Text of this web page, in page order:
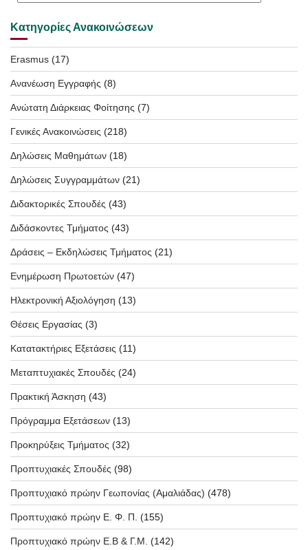
Κατηγορίες Ανακοινώσεων
Erasmus (17)
Ανανέωση Εγγραφής (8)
Ανώτατη Διάρκειας Φοίτησης (7)
Γενικές Ανακοινώσεις (218)
Δηλώσεις Μαθημάτων (18)
Δηλώσεις Συγγραμμάτων (21)
Διδακτορικές Σπουδές (43)
Διδάσκοντες Τμήματος (43)
Δράσεις – Εκδηλώσεις Τμήματος (21)
Ενημέρωση Πρωτοετών (47)
Ηλεκτρονική Αξιολόγηση (13)
Θέσεις Εργασίας (3)
Κατατακτήριες Εξετάσεις (11)
Μεταπτυχιακές Σπουδές (24)
Πρακτική Άσκηση (43)
Πρόγραμμα Εξετάσεων (13)
Προκηρύξεις Τμήματος (32)
Προπτυχιακές Σπουδές (98)
Προπτυχιακό πρώην Γεωπονίας (Αμαλιάδας) (478)
Προπτυχιακό πρώην Ε. Φ. Π. (155)
Προπτυχιακό πρώην Ε.Β & Γ.Μ. (142)